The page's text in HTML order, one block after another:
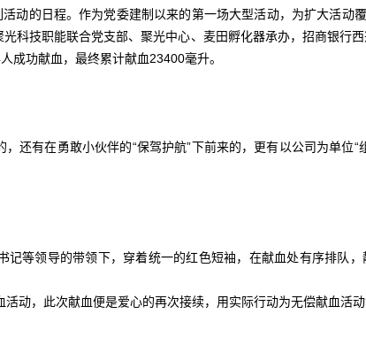
动的日程。作为党委建制以来的第一场大型活动，为扩大活动
科技职能联合党支部、聚光中心、麦田孵化器承办，招商银行
成功献血，最终累计献血23400毫升。
还有在勇敢小伙伴的“保驾护航”下前来的，更有以公司为单位“
等领导的带领下，穿着统一的红色短袖，在献血处有序排队
动，此次献血便是爱心的再次接续，用实际行动为无偿献血活动